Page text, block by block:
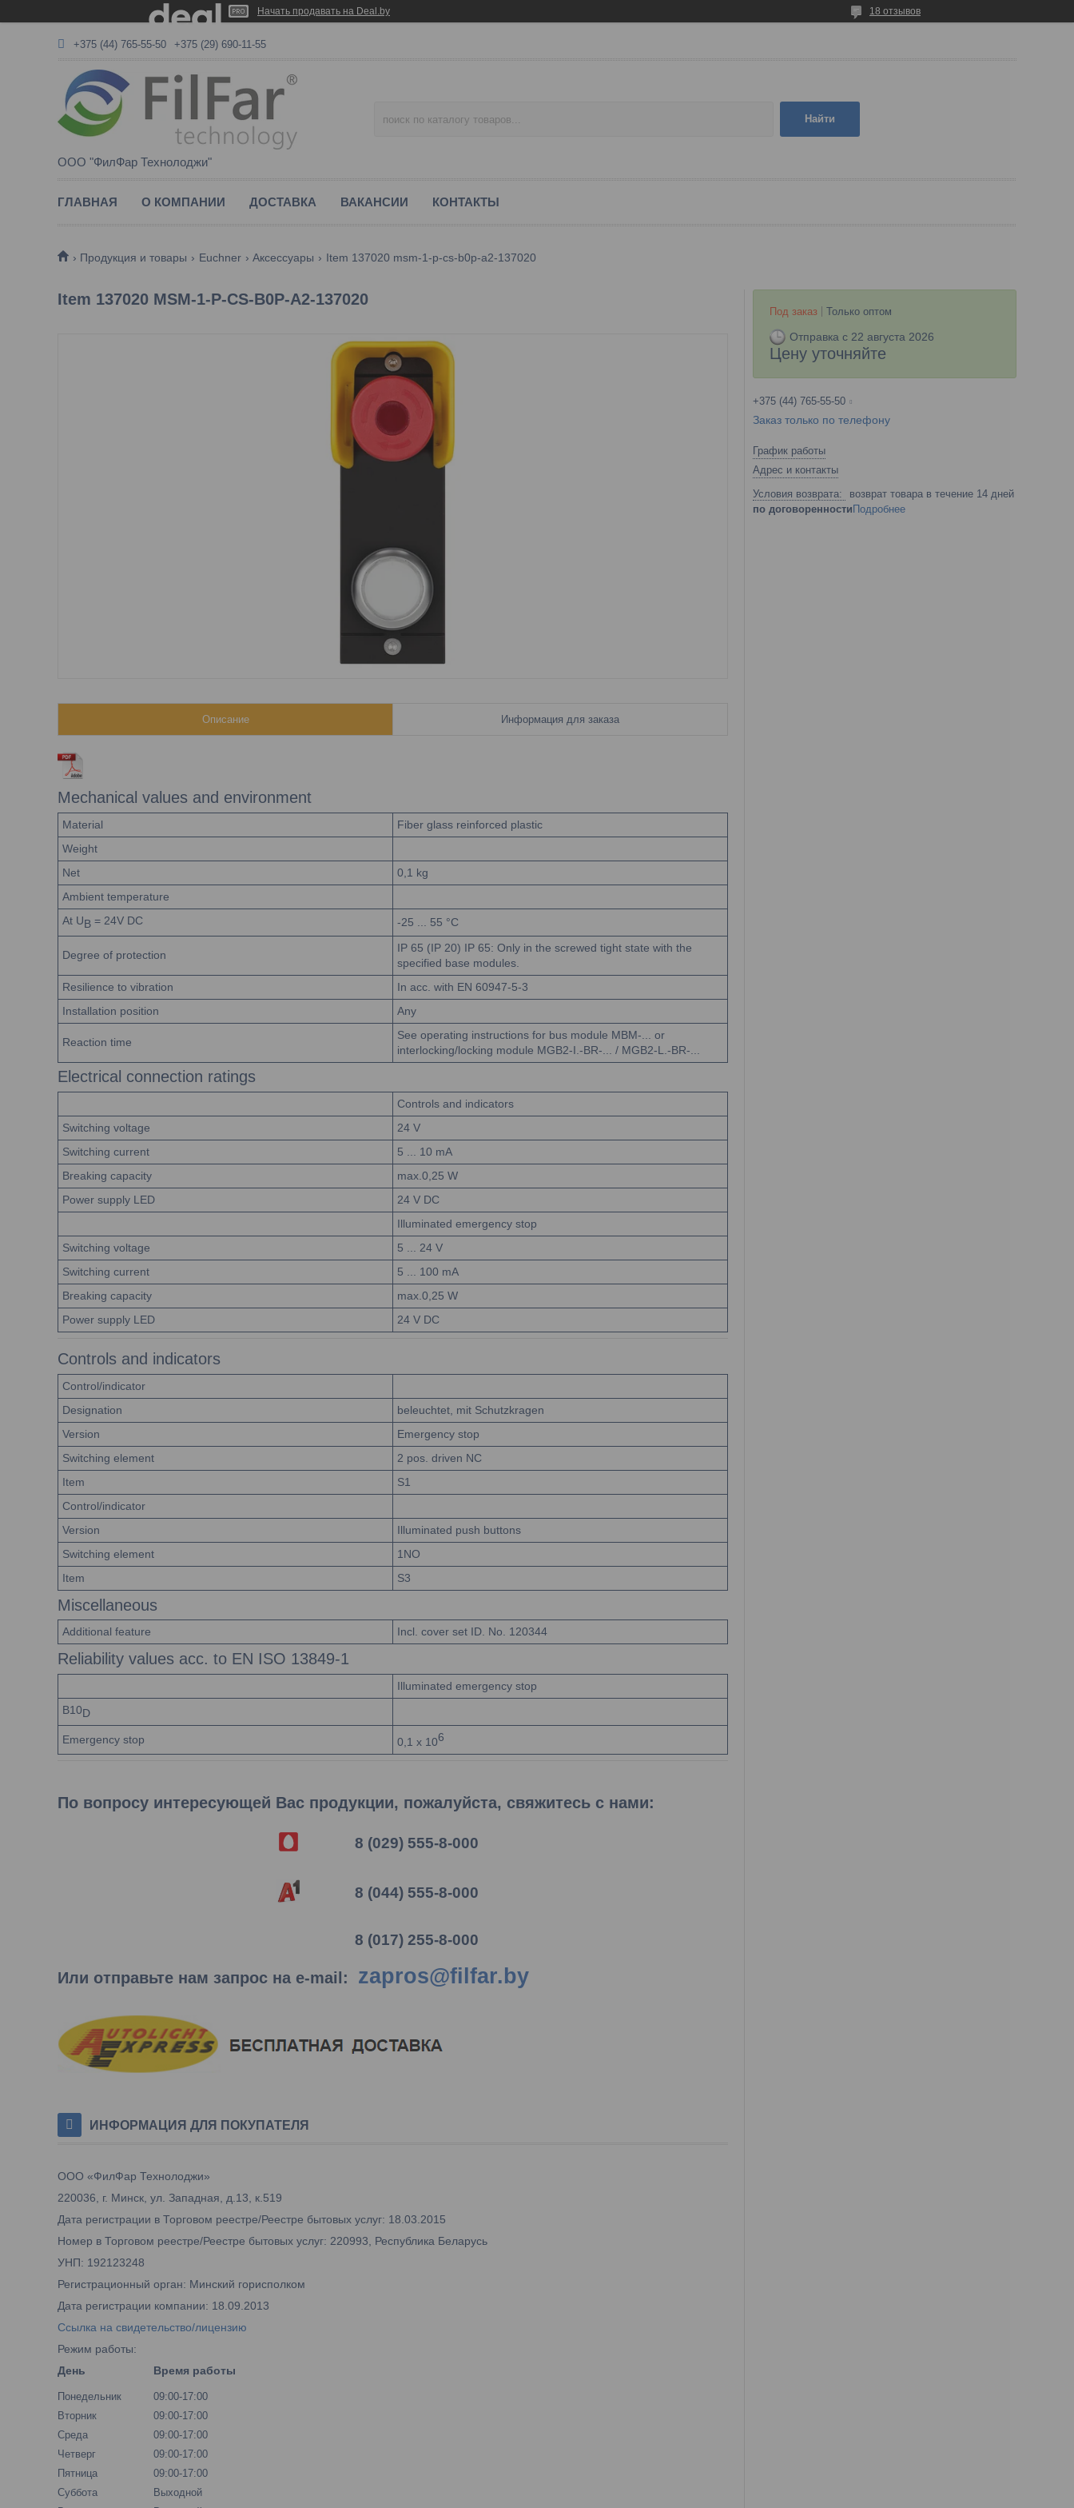
Начать продавать на Deal.by 18 отзывов
+375 (44) 765-55-50 +375 (29) 690-11-55
ООО "ФилФар Технолоджи"
Найти
ГЛАВНАЯ О КОМПАНИИ ДОСТАВКА ВАКАНСИИ КОНТАКТЫ
Продукция и товары Euchner Аксессуары Item 137020 msm-1-p-cs-b0p-a2-137020
Item 137020 MSM-1-P-CS-B0P-A2-137020
Описание Информация для заказа
Mechanical values and environment
Material
Fiber glass reinforced plastic
Weight
Net
0,1 kg
Ambient temperature
At UB = 24V DC -25 ... 55 °C
Degree of protection
IP 65 (IP 20) IP 65: Only in the screwed tight state with the
specified base modules.
Resilience to vibration
In acc. with EN 60947-5-3
Installation position
Any
Reaction time
See operating instructions for bus module MBM-... or
interlocking/locking module MGB2-I.-BR-... / MGB2-L.-BR-...
Electrical connection ratings
Controls and indicators
Switching voltage
24 V
Switching current
5 ... 10 mA
Breaking capacity
max.0,25 W
Power supply LED
24 V DC
Illuminated emergency stop
Switching voltage
5 ... 24 V
Switching current
5 ... 100 mA
Breaking capacity
max.0,25 W
Power supply LED
24 V DC
Controls and indicators
Control/indicator
Designation
beleuchtet, mit Schutzkragen
Version
Emergency stop
Switching element
2 pos. driven NC
Item
S1
Control/indicator
Version
Illuminated push buttons
Switching element
1NO
Item
S3
Miscellaneous
Additional feature Incl. cover set ID. No. 120344
Reliability values acc. to EN ISO 13849-1
Illuminated emergency stop
B10D
Emergency stop 0,1 x 106
По вопросу интересующей Вас продукции, пожалуйста, свяжитесь с нами:
8 (029) 555-8-000
8 (044) 555-8-000
8 (017) 255-8-000
Или отправьте нам запрос на e-mail : zapros@filfar.by
ИНФОРМАЦИЯ ДЛЯ ПОКУПАТЕЛЯ
ООО «ФилФар Технолоджи»
220036, г. Минск, ул. Западная, д.13, к.519
Дата регистрации в Торговом реестре/Реестре бытовых услуг: 18.03.2015
Номер в Торговом реестре/Реестре бытовых услуг: 220993, Республика Беларусь
УНП: 192123248
Регистрационный орган: Минский горисполком
Дата регистрации компании: 18.09.2013
Ссылка на свидетельство/лицензию
Режим работы:
День
Время работы
Понедельник
09:00-17:00
Вторник
09:00-17:00
Среда
09:00-17:00
Четверг
09:00-17:00
Пятница
09:00-17:00
Суббота
Выходной
Под заказ Только оптом
Отправка с 22 августа 2026
Цену уточняйте
+375 (44) 765-55-50
Заказ только по телефону
График работы
Адрес и контакты
возврат товара в течение 14 дней
по договоренности Подробнее